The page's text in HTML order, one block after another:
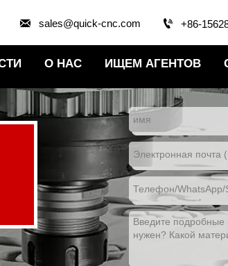
 sales@quick-cnc.com  +86-
О НАС ИЩЕМ АГЕНТОВ